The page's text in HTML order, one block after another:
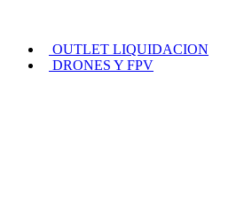
OUTLET LIQUIDACION
DRONES Y FPV